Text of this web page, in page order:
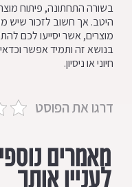
בשורה התחתונה, פיתוח
היטב. אך חשוב לזכור שיש
מוצרים, אשר יסייעו לכם
בנושא זה ותמיד אפשר
חיוני או ניסיון.
דרגו את הפוסט
מאמרים
לעניין אותך